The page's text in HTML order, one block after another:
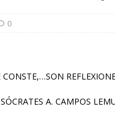
0
CONSTE,…SON
A. CAMPOS